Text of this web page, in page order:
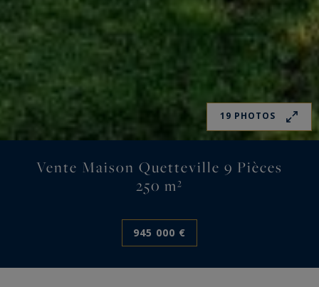
19 PHOTOS
Vente Maison Quetteville 9 Pièces
250 m²
945 000 €